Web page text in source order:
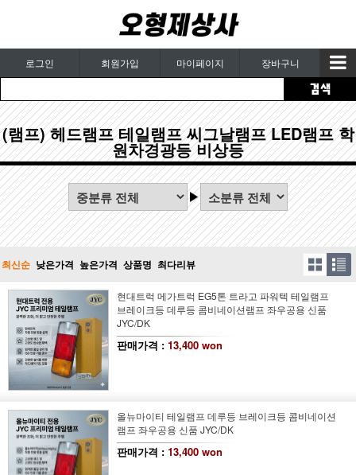
로그인 회원가입 마이페이지 장바구니
(램프) 헤드램프 테일램프 씨그날램프 LED램프 학
원차경광등 비상등
최신순 낮은가격 높은가격 상품명 최다리뷰
현대트럭 메가트럭 EG5톤 트라고 파워텍 테일램프
브레이크등 데루등 콤비네이션램프 좌우공용 신품
JYC/DK
판매가격 : 13,400 won
올뉴마이티 테일램프 데루등 브레이크등 콤비네이션
램프 좌우공용 신품 JYC/DK
판매가격 : 13,400 won